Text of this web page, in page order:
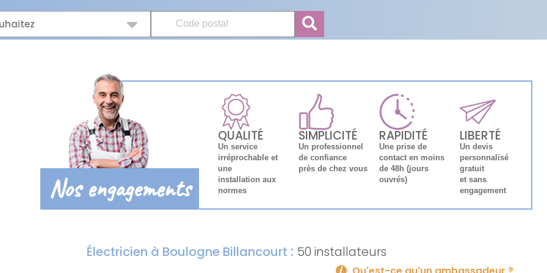
Nos engagements
QUALITÉ
Un service
irréprochable et
une
installation aux
normes
SIMPLICITÉ
Un professionnel
de confiance
près de chez vous
RAPIDITÉ
Une prise de
contact en moins
de 48h (jours
ouvrés)
LIBERTÉ
Un devis
personnalisé
gratuit
et sans
engagement
Électricien à Boulogne Billancourt : 50 installateurs